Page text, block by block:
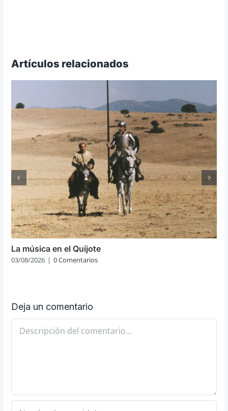
Artículos relacionados
La música en el Quijote
03/08/2026 | 0 Comentarios
Deja un comentario
Comentario